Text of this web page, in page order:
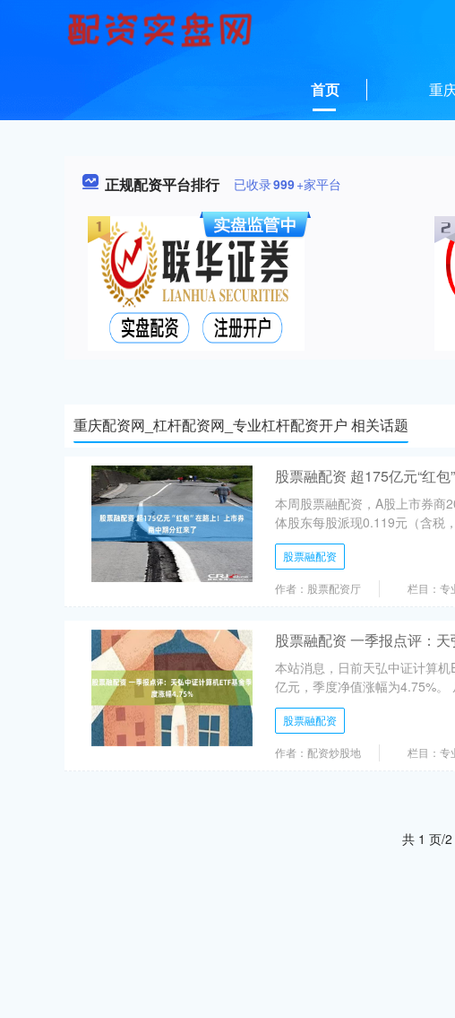
首页 重
正规配资平台排行 已收录999+家平台
重庆配资网_杠杆配资网_专业杠杆配资开户 相关话题
股票融配资 超175亿元“红
本周股票融配资，A股上市券商
体股东每股派现0.119元（含税
股票融配资
作者：股票配资厅 栏目：专
股票融配资 一季报点评：
本站消息，日前天弘中证计算
亿元，季度净值涨幅为4.75%
股票融配资
作者：配资炒股地 栏目：专
共 1 页/